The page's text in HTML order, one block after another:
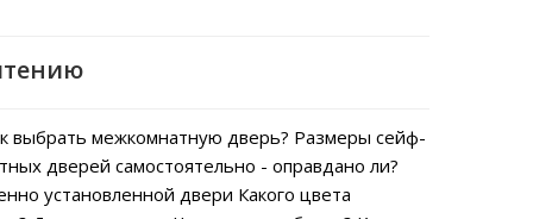
выбрать межкомнатную дверь? Размеры сейф-
дверей самостоятельно - оправдано ли?
установленной двери Какого цвета